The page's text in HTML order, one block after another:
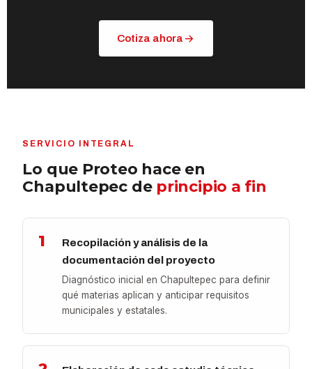
Cotiza ahora
SERVICIO INTEGRAL
Lo que Proteo hace en
Chapultepec de principio a fin
1
Recopilación y análisis de la
documentación del proyecto
Diagnóstico inicial en Chapultepec para definir
qué materias aplican y anticipar requisitos
municipales y estatales.